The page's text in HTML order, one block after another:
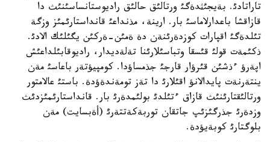
تاراتادئ. بةيجئثدةگئ ورتالئق حالئق راديوستانساسئنئث دا
قازاقشا باعدارلاماسئ بار. ارينة، مذنداعئ قانداستارئمئز وزگة
تئلدةگئ اقپارات كوزدةرئنةن دة ةمئن-ةركئن يگئلئك الادئ.
ذكئمةت قولئ قئسقا وتباسئلارئنا تةلةديدار، راديوقابئلداعئش
اپةرؤ ءذشئن قئرؤار قارجئ جذمساؤدا. كومپيؤتةر باعاسئ مةن
ينتةرنةت پايدالانؤ اقئلارئ دا تةز تومةندةؤدة. باستئ عالامتور
ورتالئقتارئنئث قازاق ءتئلدئ بولئمدةرئ بار. قانداستارئمئزدئث
وزدةرئ جذرگئزئپ جاتقان توربةكةتتةرئ (أةبسايت) مةن
بلوگتارئ كوبةيؤدة.